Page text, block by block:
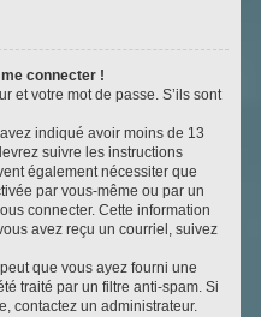
connecter !
et votre mot de passe. S’ils sont
indiqué avoir moins de 13
suivre les instructions
également nécessiter que
par vous-même ou par un
connecter. Cette information
avez reçu un courriel, suivez
que vous ayez fourni une
traité par un filtre anti-spam. Si
contactez un administrateur.